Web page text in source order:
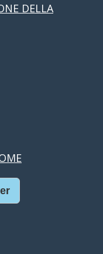
DELLA